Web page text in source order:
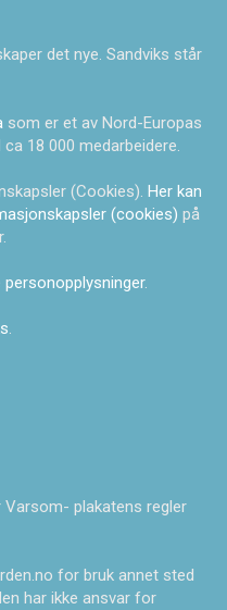
det nye. Sandviks står
som er et av Nord-Europas
18 000 medarbeidere.
(Cookies). Her kan
(cookies) på
personopplysninger.
.
plakatens regler
for bruk annet sted
har ikke ansvar for